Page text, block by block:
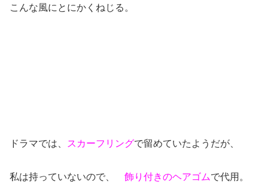
こんな風にとにかくねじる。
ドラマでは、 スカーフリングで留めていたようだが、
私は持っていないので、 飾り付きのヘアゴムで代用。